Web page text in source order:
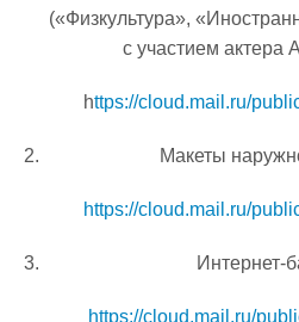
(«Физкультура»,
с участием актера
https://cloud.mail.ru/
Макеты
https://cloud.mail.ru/
Интернет-
https://cloud.mail.ru/